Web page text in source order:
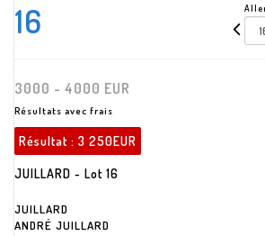
16
3000 - 4000 EUR
Résultats avec frais
Résultat : 3 250EUR
JUILLARD - Lot 16
JUILLARD
ANDRÉ JUILLARD